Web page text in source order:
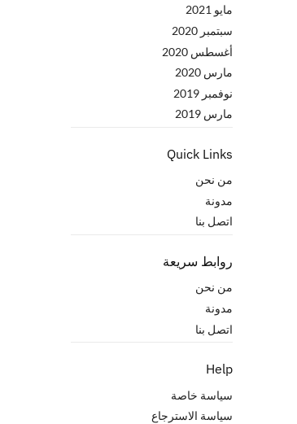
مايو 2021
سبتمبر 2020
أغسطس 2020
مارس 2020
نوفمبر 2019
مارس 2019
Quick Links
من نحن
مدونة
اتصل بنا
روابط سريعة
من نحن
مدونة
اتصل بنا
Help
سياسة خاصة
سياسة الاسترجاع